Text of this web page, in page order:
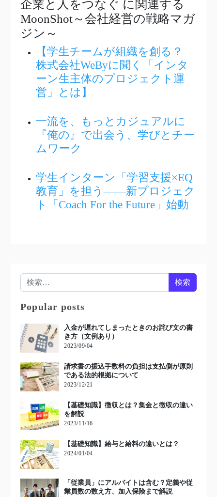
企業と人をつなぐ に関連する
MoonShot～会社経営の戦略マガ
ジン～
【学生チームが組織を創る？
株式会社WeByに聞く「インタ
ーン生主体のプロジェクト運
営」とは】
一流を、もっとカジュアルに
『俺の』で出会う、学びとチー
ムワーク
学生インターン「学習支援×EQ
教育」を担う――新プロジェク
ト「Coach For the Future」始動
検索:
Popular posts
入金が遅れてしまったときのお詫び文の書
き方（文例あり）
2023/09/04
請求書の振込手数料の負担は支払側が原則
である法的根拠について
2023/12/21
【基礎知識】徴収とは？集金と徴収の違い
を解説
2023/11/16
【基礎知識】給与と給料の違いとは？
2024/01/04
「従業員」にアルバイトは含む？定義や従
業員数の数え方、加入保険まで解説